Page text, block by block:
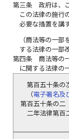
第三条
政府は、
この法律の施行
必要な措置を講
（商法等の一
する法律の一部
第四条
商法等の
に関する法律の
第百五十条の
（電子署名及
第百五十条の二
二年法律第百